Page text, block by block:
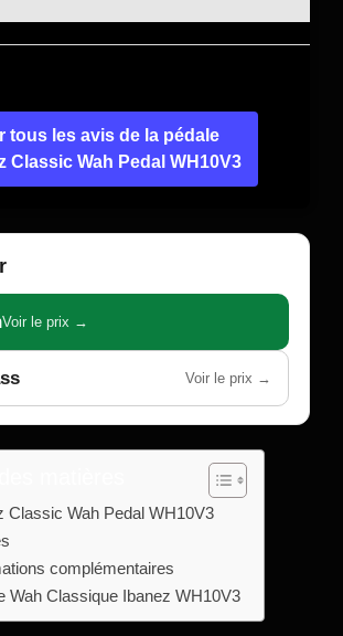
tous les avis de la pédale
Classic Wah Pedal WH10V3
Voir le prix →
Voir le prix →
Classic Wah Pedal WH10V3
complémentaires
Wah Classique Ibanez WH10V3